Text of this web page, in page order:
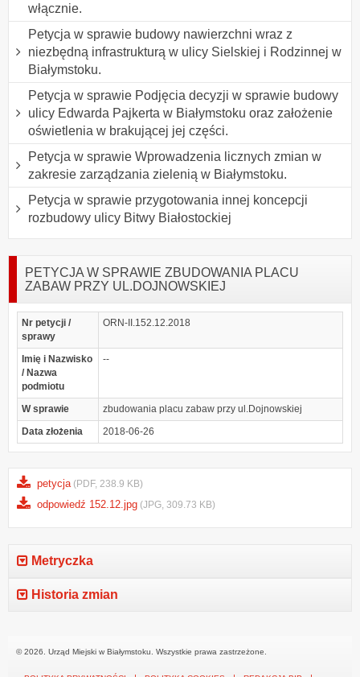
włącznie.
Petycja w sprawie budowy nawierzchni wraz z
niezbędną infrastrukturą w ulicy Sielskiej i Rodzinnej w
Białymstoku.
Petycja w sprawie Podjęcia decyzji w sprawie budowy
ulicy Edwarda Pajkerta w Białymstoku oraz założenie
oświetlenia w brakującej jej części.
Petycja w sprawie Wprowadzenia licznych zmian w
zakresie zarządzania zielenią w Białymstoku.
Petycja w sprawie przygotowania innej koncepcji
rozbudowy ulicy Bitwy Białostockiej
PETYCJA W SPRAWIE ZBUDOWANIA PLACU
ZABAW PRZY UL.DOJNOWSKIEJ
Nr petycji /
sprawy
ORN-II.152.12.2018
Imię i Nazwisko
/ Nazwa
podmiotu
--
W sprawie
zbudowania placu zabaw przy ul.Dojnowskiej
Data złożenia
2018-06-26
petycja (PDF, 238.9 KB)
odpowiedź 152.12.jpg (JPG, 309.73 KB)
Metryczka
Historia zmian
© 2026. Urząd Miejski w Białymstoku. Wszystkie prawa zastrzeżone.